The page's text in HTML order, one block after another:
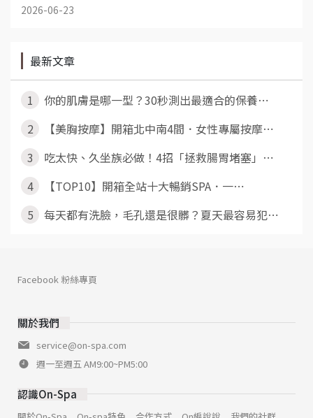
2026-06-23
最新文章
1
你的肌膚是哪一型？30秒測出最適合的保養⋯
2
【美胸按摩】開箱北中南4間．女性專屬按摩⋯
3
吃太快、久坐族必做！4招「拯救腸胃堵塞」⋯
4
【TOP10】開箱全站十大暢銷SPA．一⋯
5
每天都有洗臉，毛孔還是很髒？夏天最容易犯⋯
關於我們
service@on-spa.com
週一至週五 AM9:00~PM5:00
認識On-Spa
Facebook 粉絲專頁